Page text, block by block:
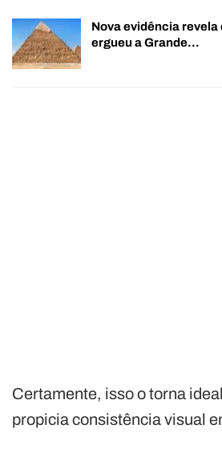
Nova evidência revela
ergueu a Grande…
Certamente, isso o torna
propicia consistência visual